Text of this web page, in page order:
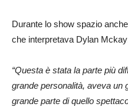
Durante lo show spazio
che interpretava Dylan
“Questa è stata la parte più
grande personalità, aveva un
grande parte di quello